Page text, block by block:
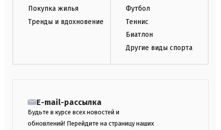
Покупка жилья
Тренды и вдохновение
Футбол
Теннис
Биатлон
Другие виды спорта
E-mail-рассылка
Будьте в курсе всех новостей и
обновлений! Перейдите на страницу наших